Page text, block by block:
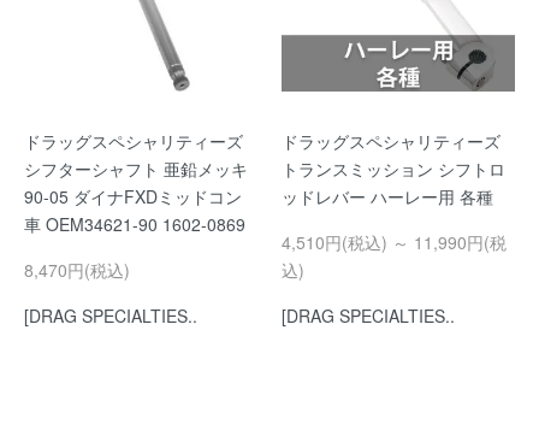
ドラッグスペシャリティーズ
シフターシャフト 亜鉛メッキ
90-05 ダイナFXDミッドコン
車 OEM34621-90 1602-0869
8,470円(税込)
[DRAG SPECIALTIES..
ドラッグスペシャリティーズ
トランスミッション シフトロ
ッドレバー ハーレー用 各種
4,510円(税込) ～ 11,990円(税
込)
[DRAG SPECIALTIES..